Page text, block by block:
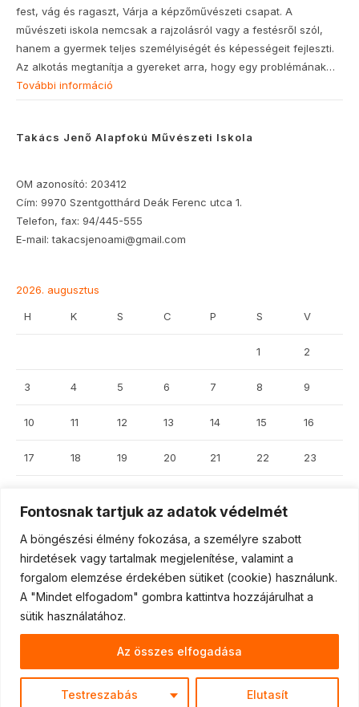
Fontosnak tartjuk az adatok védelmét
A böngészési élmény fokozása, a személyre szabott
hirdetések vagy tartalmak megjelenítése, valamint a
forgalom elemzése érdekében sütiket (cookie) használunk.
A "Mindet elfogadom" gombra kattintva hozzájárulhat a
sütik használatához.
Testreszabás Elutasít
Az összes elfogadása
fest, vág és ragaszt, Várja a képzőművészeti csapat. A
művészeti iskola nemcsak a rajzolásról vagy a festésről szól,
hanem a gyermek teljes személyiségét és képességeit fejleszti.
Az alkotás megtanítja a gyereket arra, hogy egy problémának…
További információ
Takács Jenő Alapfokú Művészeti Iskola
OM azonosító: 203412
Cím: 9970 Szentgotthárd Deák Ferenc utca 1.
Telefon, fax: 94/445-555
E-mail: takacsjenoami@gmail.com
2026. augusztus
H K S C P S V
1 2
3 4 5 6 7 8 9
10 11 12 13 14 15 16
17 18 19 20 21 22 23
« jún
Partners Press About Useful